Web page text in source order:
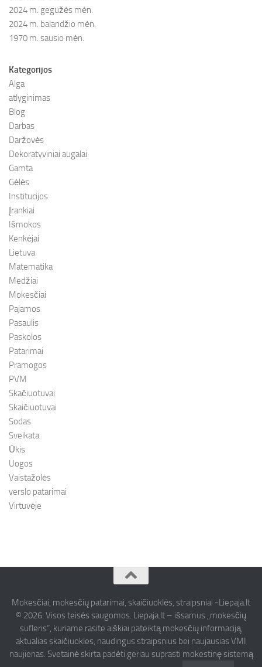
2024 m. gegužės mėn.
2024 m. balandžio mėn.
1970 m. sausio mėn.
Kategorijos
Alga
atlyginimas
Blog
Darbas
Daržovės
Dekoratyviniai augalai
Gamta
Gėlės
Institucijos
Įrankiai
Išmokos
Kenkėjai
Lietuva
Matematika
Medžiai
Mokesčiai
Pajamos
Pasaulis
Paskolos
Patarimai
Pramogos
PVM
Skačiuotuvai
Skaičiuotuvai
Sodas
Sveikata
Ūkis
Uogos
Vaistažolės
verslo patarimai
Virtuvėje
Mokesčiai, mokesčių patarimai, skaičiuoklės, straipsniai -Liepaja.lt
© 2026. Visos teisės saugomos. Liepaja.lt – išsamus „mokesčių
sufleris“, kuriame rasite aiškiai pateiktą mokesčių informaciją,
aktualias skaičiuokles, naudingus straipsnius bei naujausias VMI
naujienas. Svetainė skirta padėti geriau suprasti mokestinę sistemą